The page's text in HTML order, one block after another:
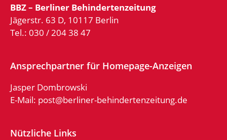
BBZ – Berliner Behindertenzeitung
Jägerstr. 63 D, 10117 Berlin
Tel.: 030 / 204 38 47
Ansprechpartner für Homepage-Anzeigen
Jasper Dombrowski
E-Mail: post@berliner-behindertenzeitung.de
Nützliche Links